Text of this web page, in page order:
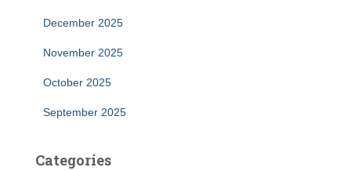
December 2025
November 2025
October 2025
September 2025
Categories